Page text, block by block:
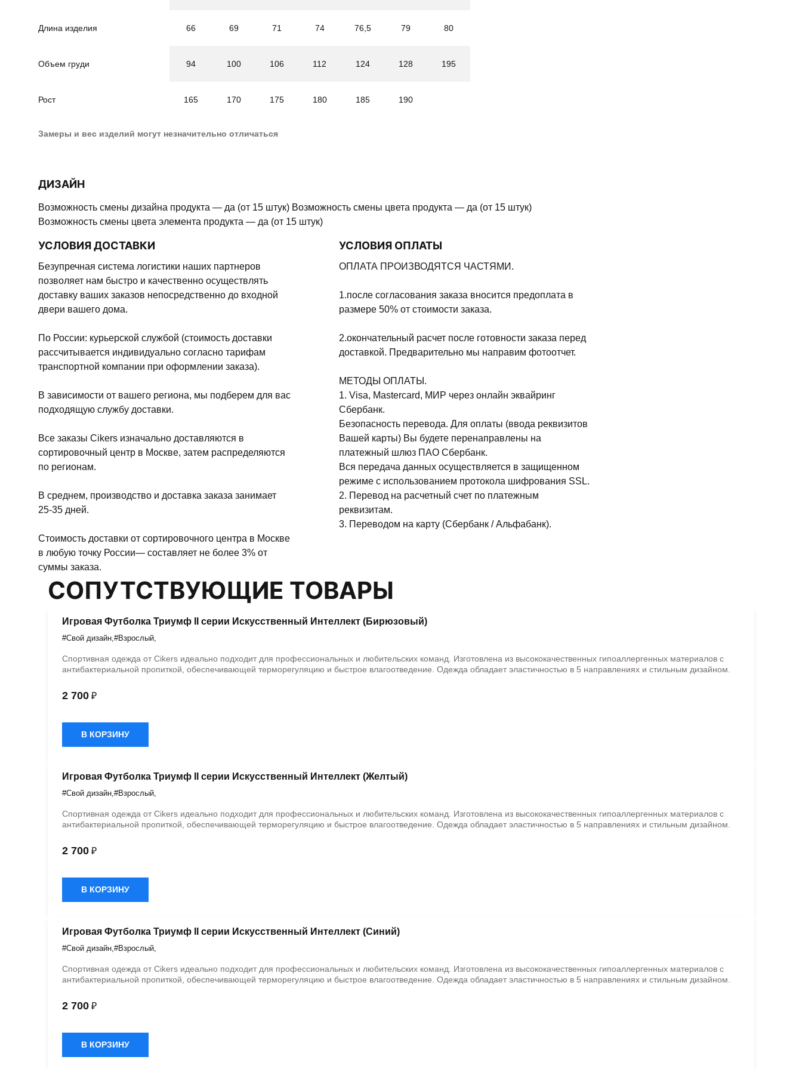
Длина изделия
Объем груди
Рост
66
94
165
69
100
170
71
106
175
74
112
180
76,5
124
185
79
128
190
80
195
Замеры и вес изделий могут незначительно отличаться
ДИЗАЙН
Возможность смены дизайна продукта — да (от 15 штук) Возможность смены цвета продукта — да (от 15 штук)
Возможность смены цвета элемента продукта — да (от 15 штук)
УСЛОВИЯ ДОСТАВКИ
Безупречная система логистики наших партнеров
позволяет нам быстро и качественно осуществлять
доставку ваших заказов непосредственно до входной
двери вашего дома.
По России: курьерской службой (стоимость доставки
рассчитывается индивидуально согласно тарифам
транспортной компании при оформлении заказа).
В зависимости от вашего региона, мы подберем для вас
подходящую службу доставки.
Все заказы Cikers изначально доставляются в
сортировочный центр в Москве, затем распределяются
по регионам.
В среднем, производство и доставка заказа занимает
25-35 дней.
Стоимость доставки от сортировочного центра в Москве
в любую точку России— составляет не более 3% от
суммы заказа.
УСЛОВИЯ ОПЛАТЫ
ОПЛАТА ПРОИЗВОДЯТСЯ ЧАСТЯМИ.
1.после согласования заказа вносится предоплата в
размере 50% от стоимости заказа.
2.окончательный расчет после готовности заказа перед
доставкой. Предварительно мы направим фотоотчет.
МЕТОДЫ ОПЛАТЫ.
1. Visa, Mastercard, МИР через онлайн эквайринг
Сбербанк.
Безопасность перевода. Для оплаты (ввода реквизитов
Вашей карты) Вы будете перенаправлены на
платежный шлюз ПАО Сбербанк.
Вся передача данных осуществляется в защищенном
режиме с использованием протокола шифрования SSL.
2. Перевод на расчетный счет по платежным
реквизитам.
3. Переводом на карту (Сбербанк / Альфабанк).
СОПУТСТВУЮЩИЕ ТОВАРЫ
Игровая Футболка Триумф II серии Искусственный Интеллект (Бирюзовый)
#Свой дизайн #Взрослый
Спортивная одежда от Cikers идеально подходит для профессиональных и любительских команд. Изготовлена из высококачественных гипоаллергенных материалов с
антибактериальной пропиткой, обеспечивающей терморегуляцию и быстрое влагоотведение. Одежда обладает эластичностью в 5 направлениях и стильным дизайном.
2 700 ₽
В КОРЗИНУ
Игровая Футболка Триумф II серии Искусственный Интеллект (Желтый)
#Свой дизайн #Взрослый
Спортивная одежда от Cikers идеально подходит для профессиональных и любительских команд. Изготовлена из высококачественных гипоаллергенных материалов с
антибактериальной пропиткой, обеспечивающей терморегуляцию и быстрое влагоотведение. Одежда обладает эластичностью в 5 направлениях и стильным дизайном.
2 700 ₽
В КОРЗИНУ
Игровая Футболка Триумф II серии Искусственный Интеллект (Синий)
#Свой дизайн #Взрослый
Спортивная одежда от Cikers идеально подходит для профессиональных и любительских команд. Изготовлена из высококачественных гипоаллергенных материалов с
антибактериальной пропиткой, обеспечивающей терморегуляцию и быстрое влагоотведение. Одежда обладает эластичностью в 5 направлениях и стильным дизайном.
2 700 ₽
В КОРЗИНУ